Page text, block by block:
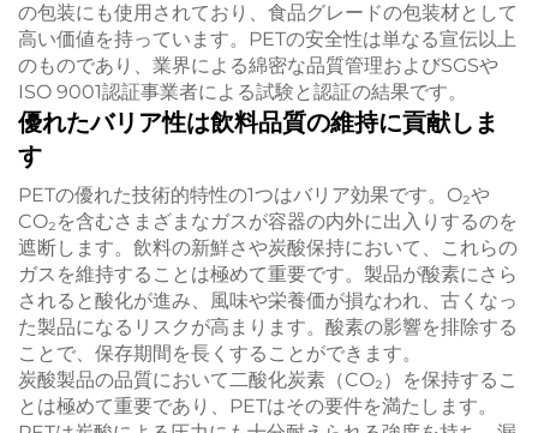
の包装にも使用されており、食品グレードの包装材として
高い価値を持っています。PETの安全性は単なる宣伝以上
のものであり、業界による綿密な品質管理およびSGSや
ISO 9001認証事業者による試験と認証の結果です。
優れたバリア性は飲料品質の維持に貢献しま
す
PETの優れた技術的特性の1つはバリア効果です。O₂や
CO₂を含むさまざまなガスが容器の内外に出入りするのを
遮断します。飲料の新鮮さや炭酸保持において、これらの
ガスを維持することは極めて重要です。製品が酸素にさら
されると酸化が進み、風味や栄養価が損なわれ、古くなっ
た製品になるリスクが高まります。酸素の影響を排除する
ことで、保存期間を長くすることができます。
炭酸製品の品質において二酸化炭素（CO₂）を保持するこ
とは極めて重要であり、PETはその要件を満たします。